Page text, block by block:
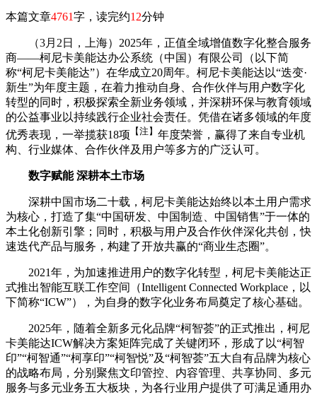
本篇文章4761字，读完约12分钟
（3月2日，
上海）2025年，正值全域增值数字化整合服务
商——柯尼卡美能达办公系统（中国）有限公司（以下简
称“柯尼卡美能达”）在华成立20周年。柯尼卡美能达以“迭变·
新生”为年度主题，在着力推动自身、合作伙伴与用户数字化
转型的同时，积极探索全新业务领域，并深耕环保与教育领域
的公益事业以持续践行企业社会责任。凭借在诸多领域的年度
优秀表现，一举揽获18项 【注】 年度荣誉，赢得了来自专业机
构、行业媒体、合作伙伴及用户等多方的广泛认可。
数字赋能 深耕本土市场
深耕中国市场二十载，柯尼卡美能达始终以本土用户需求
为核心，打造了集“中国研发、中国制造、中国销售”于一体的
本土化创新引擎；同时，积极与用户及合作伙伴深化共创，快
速迭代产品与服务，构建了开放共赢的“商业生态圈”。
2021年，为加速推进用户的数字化转型，柯尼卡美能达正
式推出智能互联工作空间（Intelligent Connected Workplace，以
下简称“ICW”），为自身的数字化业务布局奠定了核心基础。
2025年，随着全新多元化品牌“柯智荟”的正式推出，柯尼
卡美能达ICW解决方案矩阵完成了关键闭环，形成了以“柯智
印”“柯智通”“柯享印”“柯智悦”及“柯智荟”五大自有品牌为核心
的战略布局，分别聚焦文印管控、内容管理、共享协同、多元
服务与多元业务五大板块，为各行业用户提供了可满足通用办